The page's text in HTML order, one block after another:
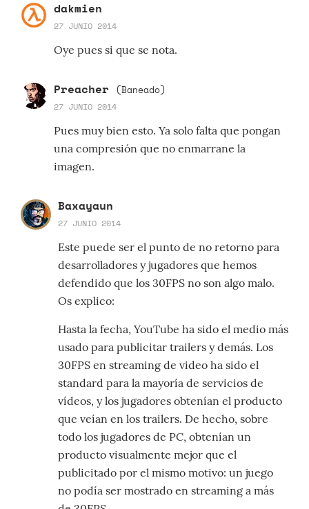
dakmien
27 JUNIO 2014
Oye pues si que se nota.
Preacher (Baneado)
27 JUNIO 2014
Pues muy bien esto. Ya solo falta que pongan
una compresión que no enmarrane la
imagen.
Baxayaun
27 JUNIO 2014
Este puede ser el punto de no retorno para
desarrolladores y jugadores que hemos
defendido que los 30FPS no son algo malo.
Os explico:
Hasta la fecha, YouTube ha sido el medio más
usado para publicitar trailers y demás. Los
30FPS en streaming de video ha sido el
standard para la mayoría de servicios de
vídeos, y los jugadores obtenían el producto
que veían en los trailers. De hecho, sobre
todo los jugadores de PC, obtenían un
producto visualmente mejor que el
publicitado por el mismo motivo: un juego
no podía ser mostrado en streaming a más